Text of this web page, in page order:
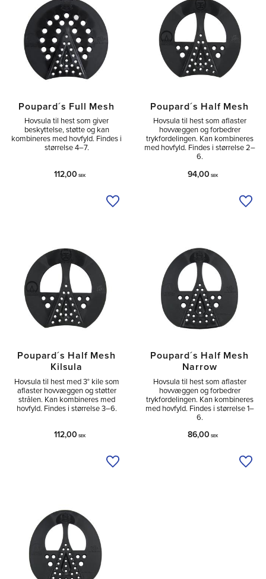
Poupard´s Full Mesh
Hovsula til hest som giver
beskyttelse, støtte og kan
kombineres med hovfyld. Findes i
størrelse 4–7.
112,00 SEK
Tilføj til ønskeliste
Poupard´s Half Mesh
Hovsula til hest som aflaster
hovvæggen og forbedrer
trykfordelingen. Kan kombineres
med hovfyld. Findes i størrelse 2–
6.
94,00 SEK
Poupard´s Half Mesh
Kilsula
Hovsula til hest med 3° kile som
aflaster hovvæggen og støtter
strålen. Kan kombineres med
hovfyld. Findes i størrelse 3–6.
112,00 SEK
Tilføj til ønskeliste
Poupard´s Half Mesh
Narrow
Hovsula til hest som aflaster
hovvæggen og forbedrer
trykfordelingen. Kan kombineres
med hovfyld. Findes i størrelse 1–
6.
86,00 SEK